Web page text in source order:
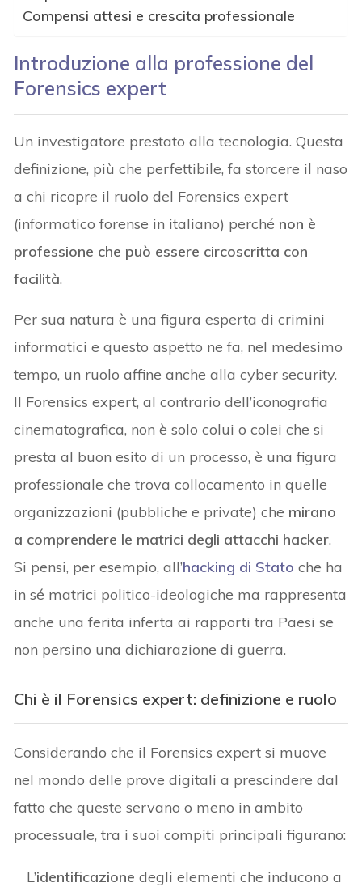
Compensi attesi e crescita professionale
Introduzione alla professione del
Forensics expert
Un investigatore prestato alla tecnologia. Questa
definizione, più che perfettibile, fa storcere il naso
a chi ricopre il ruolo del Forensics expert
(informatico forense in italiano) perché non è
professione che può essere circoscritta con
facilità.
Per sua natura è una figura esperta di crimini
informatici e questo aspetto ne fa, nel medesimo
tempo, un ruolo affine anche alla cyber security.
Il Forensics expert, al contrario dell’iconografia
cinematografica, non è solo colui o colei che si
presta al buon esito di un processo, è una figura
professionale che trova collocamento in quelle
organizzazioni (pubbliche e private) che mirano
a comprendere le matrici degli attacchi hacker.
Si pensi, per esempio, all’hacking di Stato che ha
in sé matrici politico-ideologiche ma rappresenta
anche una ferita inferta ai rapporti tra Paesi se
non persino una dichiarazione di guerra.
Chi è il Forensics expert: definizione e ruolo
Considerando che il Forensics expert si muove
nel mondo delle prove digitali a prescindere dal
fatto che queste servano o meno in ambito
processuale, tra i suoi compiti principali figurano:
L’identificazione degli elementi che inducono a